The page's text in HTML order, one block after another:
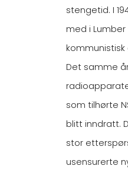
stengetid. I
med i
kommunistisk
Det samme
som tilhørte
blitt inndratt.
stor
usensurerte